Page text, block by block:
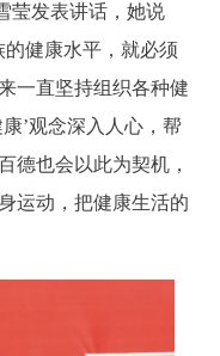
莹发表讲话，她说
健康水平，就必须
一直坚持组织各种健
’观念深入人心，帮
德也会以此为契机，
运动，把健康生活的